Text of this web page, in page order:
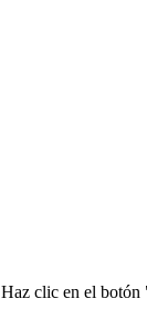
Haz clic en el botón